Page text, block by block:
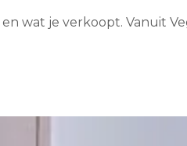
wat je verkoopt. Vanuit